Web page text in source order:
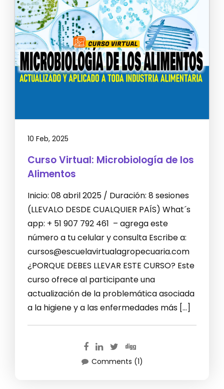
10 Feb, 2025
Curso Virtual: Microbiología de los
Alimentos
Inicio: 08 abril 2025 / Duración: 8 sesiones
(LLEVALO DESDE CUALQUIER PAÍS) What´s
app: + 51 907 792 461 – agrega este
número a tu celular y consulta Escribe a:
cursos@escuelavirtualagropecuaria.com
¿PORQUE DEBES LLEVAR ESTE CURSO? Este
curso ofrece al participante una
actualización de la problemática asociada
a la higiene y a las enfermedades más […]
Comments (1)